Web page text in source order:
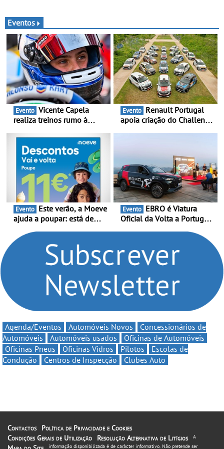
Eventos
Evento
realiza treinos rumo à
Portugal Karting e mira boa
estreia - O Campeonato
Portugal Karting 2026
decorre entre 1 de Março e
6 de Setembro
Evento
apoia criação do Challenge
continua em 2026
Evento
ajuda a poupar: está de
Volta” com descontos de
Evento
Oficial da Volta a Portugal
presença nacional ao lado
da mítica prova de ciclismo
e leva a sua gama SUV
multi-energia às estradas
de Portugal
Agenda/Eventos Automóveis Novos
Concessionários de
Automóveis
Automóveis usados
Oficinas de Automóveis
Oficinas Pneus
Oficinas Vidros Pilotos
Escolas de
Condução
Centros de Inspecção Clubes Auto
Contactos
Política de Privacidade e Cookies
Condições Gerais de Utilização
Resolução Alternativa de Litígios
A
informação disponibilizada é de carácter informativo. Não pretende ser